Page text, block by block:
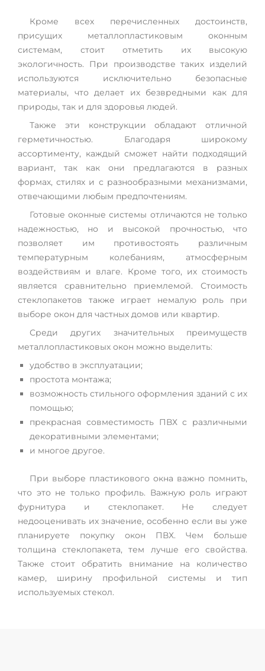
Кроме всех перечисленных достоинств,
присущих металлопластиковым оконным
системам, стоит отметить их высокую
экологичность. При производстве таких изделий
используются исключительно безопасные
материалы, что делает их безвредными как для
природы, так и для здоровья людей.
Также эти конструкции обладают отличной
герметичностью. Благодаря широкому
ассортименту, каждый сможет найти подходящий
вариант, так как они предлагаются в разных
формах, стилях и с разнообразными механизмами,
отвечающими любым предпочтениям.
Готовые оконные системы отличаются не только
надежностью, но и высокой прочностью, что
позволяет им противостоять различным
температурным колебаниям, атмосферным
воздействиям и влаге. Кроме того, их стоимость
является сравнительно приемлемой. Стоимость
стеклопакетов также играет немалую роль при
выборе окон для частных домов или квартир.
Среди других значительных преимуществ
металлопластиковых окон можно выделить:
удобство в эксплуатации;
простота монтажа;
возможность стильного оформления зданий с их
помощью;
прекрасная совместимость ПВХ с различными
декоративными элементами;
и многое другое.
При выборе пластикового окна важно помнить,
что это не только профиль. Важную роль играют
фурнитура и стеклопакет. Не следует
недооценивать их значение, особенно если вы уже
планируете покупку окон ПВХ. Чем больше
толщина стеклопакета, тем лучше его свойства.
Также стоит обратить внимание на количество
камер, ширину профильной системы и тип
используемых стекол.